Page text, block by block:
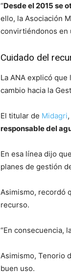
“Desde el 2015 se
ello, la Asociación
convirtiéndonos en
Cuidado del
La ANA explicó que
cambio hacia la
El titular de Midagri
responsable del
En esa línea dijo
planes de gestión
Asimismo, recordó
recurso.
“En consecuencia,
Asimismo, Tenorio
buen uso.